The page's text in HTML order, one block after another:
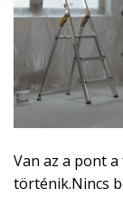
Van az a pont
történik.Nincs